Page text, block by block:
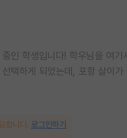
인 학생입니다! 학우님을 여
택하게 되었는데, 포항 살이가
합니다. 로그인하기